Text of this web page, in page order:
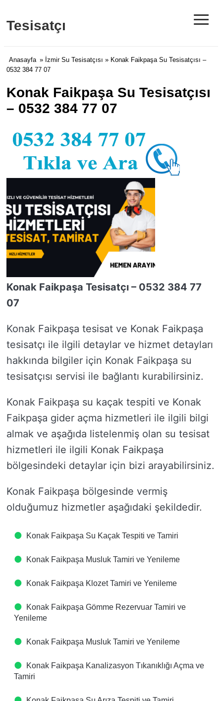
Tesisatçı ≡
Anasayfa » İzmir Su Tesisatçısı » Konak Faikpaşa Su Tesisatçısı –
0532 384 77 07
Konak Faikpaşa Su Tesisatçısı
– 0532 384 77 07
Konak Faikpaşa Tesisatçı – 0532 384 77
07
Konak Faikpaşa tesisat ve Konak Faikpaşa
tesisatçı ile ilgili detaylar ve hizmet detayları
hakkında bilgiler için Konak Faikpaşa su
tesisatçısı servisi ile bağlantı kurabilirsiniz.
Konak Faikpaşa su kaçak tespiti ve Konak
Faikpaşa gider açma hizmetleri ile ilgili bilgi
almak ve aşağıda listelenmiş olan su tesisat
hizmetleri ile ilgili Konak Faikpaşa
bölgesindeki detaylar için bizi arayabilirsiniz.
Konak Faikpaşa bölgesinde vermiş
olduğumuz hizmetler aşağıdaki şekildedir.
Konak Faikpaşa Su Kaçak Tespiti ve Tamiri
Konak Faikpaşa Musluk Tamiri ve Yenileme
Konak Faikpaşa Klozet Tamiri ve Yenileme
Konak Faikpaşa Gömme Rezervuar Tamiri ve
Yenileme
Konak Faikpaşa Musluk Tamiri ve Yenileme
Konak Faikpaşa Kanalizasyon Tıkanıklığı Açma ve
Tamiri